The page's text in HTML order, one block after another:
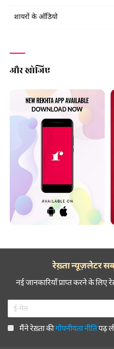
इक़बाल बानो
इक़बाल बानो
इक़बाल बानो
इक़बाल बानो
इक़बाल बानो
इक़बाल बानो
शायरों के ऑडियो
और खोजिए
रेख़्ता न्यूज़लेटर
नई जानकारियाँ प्राप्त करने के लिए
मैंने रेख़्ता कीगोपनीयता नीतिपढ़